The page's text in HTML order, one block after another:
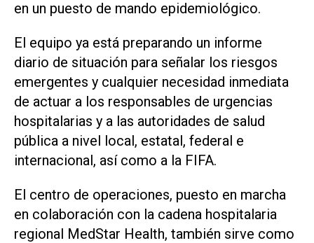
⁠en un puesto de mando epidemiológico.
El equipo ya está preparando un informe
diario de situación para señalar los ​riesgos
emergentes y cualquier necesidad inmediata
de actuar a los responsables de urgencias
hospitalarias ‌y a las autoridades de salud
pública a nivel local, ‌estatal, federal e
internacional, así como a la FIFA.
El centro de operaciones, puesto en marcha
en colaboración con ⁠la cadena hospitalaria
regional MedStar Health, también sirve como